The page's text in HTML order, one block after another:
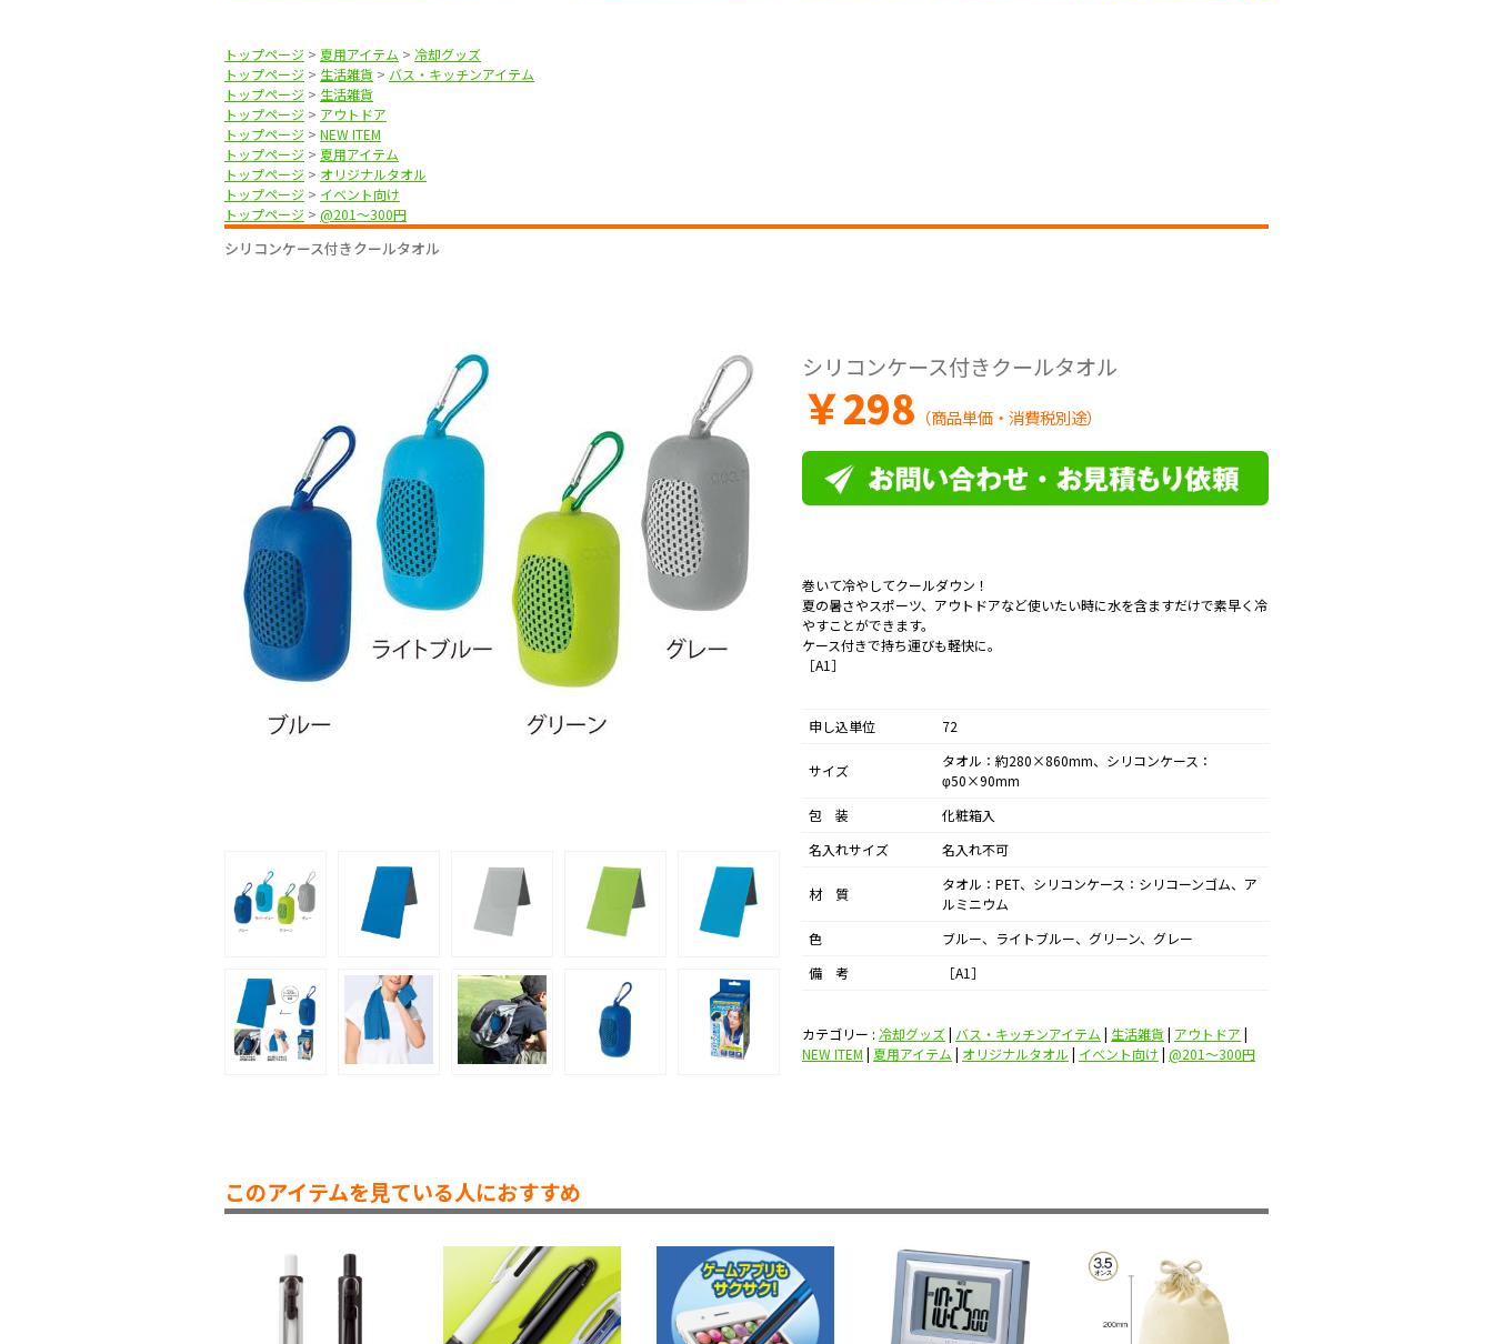
トップページ > 夏用アイテム > 冷却グッズ
トップページ > 生活雑貨 > バス・キッチンアイテム
トップページ > 生活雑貨
トップページ > アウトドア
トップページ > NEW ITEM
トップページ > 夏用アイテム
トップページ > オリジナルタオル
トップページ > イベント向け
トップページ > @201〜300円
シリコンケース付きクールタオル
シリコンケース付きクールタオル
￥298 （商品単価・消費税別途）
巻いて冷やしてクールダウン！
夏の暑さやスポーツ、アウトドアなど使いたい時に水を含ますだけで素早く冷
やすことができます。
ケース付きで持ち運びも軽快に。
［A1］
申し込単位 72
サイズ
タオル：約280×860mm、シリコンケース：
φ50×90mm
包 装
化粧箱入
名入れサイズ
名入れ不可
材 質
タオル：PET、シリコンケース：シリコーンゴム、ア
ルミニウム
色
ブルー、ライトブルー、グリーン、グレー
備 考
［A1］
カテゴリー : 冷却グッズ| バス・キッチンアイテム | 生活雑貨| アウトドア |
NEW ITEM | 夏用アイテム | オリジナルタオル | イベント向け | @201〜300円
このアイテムを見ている人におすすめ